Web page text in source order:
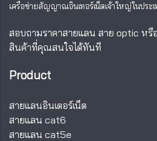
เครือข่ายสัญญาณอินเทอร์เน็ตเจ้าใหญ่ในประเ
สอบถามราคาสายแลน สาย optic หรือ
สินค้าที่คุณสนใจได้ทันที
Product
สายแลนอินเตอร์เน็ต
สายแลน cat6
สายแลน cat5e